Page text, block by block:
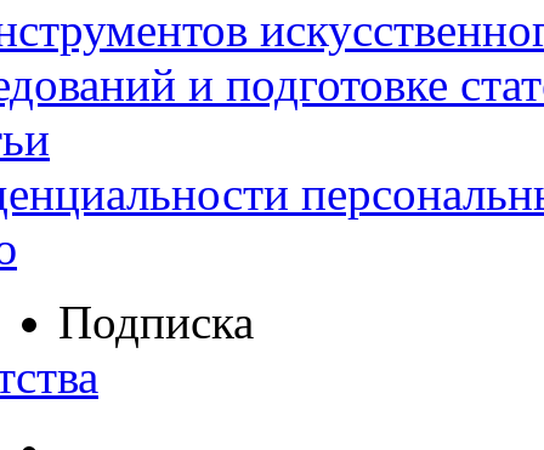
и подготовке
Подписка